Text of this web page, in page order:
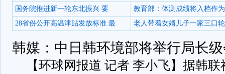
国务院推进新一轮东北振兴 要
教育部：体测成绩将入档作
28省份公开高温津贴发放标准 最
老人带着女婿儿子一家三口
韩媒：中日韩环境部将举行局长
【环球网报道 记者 李小飞】据韩